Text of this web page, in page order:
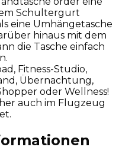
Schultergurt
eine Umhängetasche
hinaus mit dem
die Tasche einfach
Fitness-Studio,
Übernachtung,
oder Wellness!
auch im Flugzeug